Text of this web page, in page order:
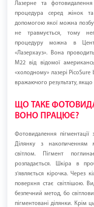
Лазерне та
процедура серед жінок
допомогою якої можна
не травмується, тому
процедуру можна в
«Лазерхауз». Вона
M22 від відомої
«холодному» лазері
вражаючого результату,
ЩО ТАКЕ
ВОНО ПРАЦЮЄ?
Фотовидалення
Ділянку з накопиченням
світлом. Пігмент
розпадається. Шкіра в
з'являється кірочка. Через
поверхня стає світлішою.
безпечний метод, бо
пігментовані ділянки. Крім